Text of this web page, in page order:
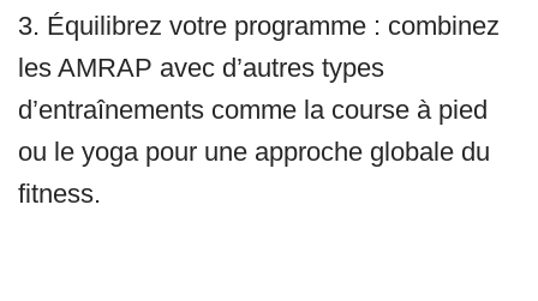
3. Équilibrez votre programme : combinez
les AMRAP avec d’autres types
d’entraînements comme la course à pied
ou le yoga pour une approche globale du
fitness.